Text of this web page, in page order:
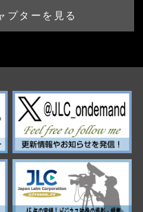
プターを見る